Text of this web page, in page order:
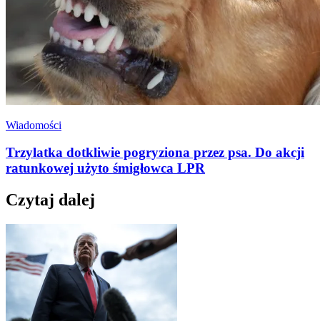
Wiadomości
Trzylatka dotkliwie pogryziona przez psa. Do akcji
ratunkowej użyto śmigłowca LPR
Czytaj dalej